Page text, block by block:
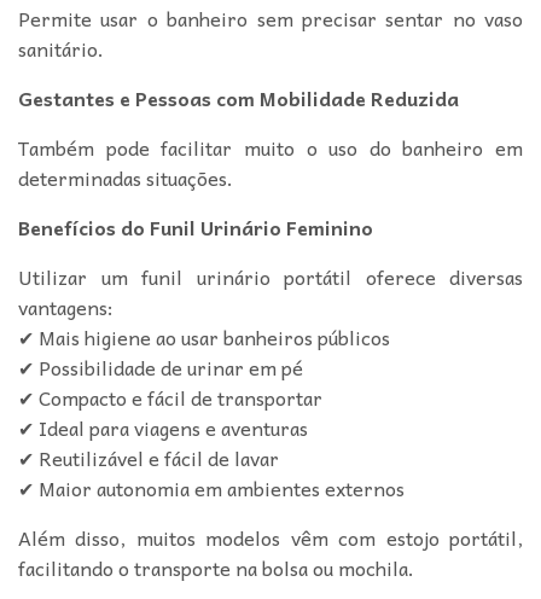
Permite usar o banheiro sem precisar sentar no vaso
sanitário.
Gestantes e Pessoas com Mobilidade Reduzida
Também pode facilitar muito o uso do banheiro em
determinadas situações.
Benefícios do Funil Urinário Feminino
Utilizar um funil urinário portátil oferece diversas
vantagens:
✔ Mais higiene ao usar banheiros públicos
✔ Possibilidade de urinar em pé
✔ Compacto e fácil de transportar
✔ Ideal para viagens e aventuras
✔ Reutilizável e fácil de lavar
✔ Maior autonomia em ambientes externos
Além disso, muitos modelos vêm com estojo portátil,
facilitando o transporte na bolsa ou mochila.